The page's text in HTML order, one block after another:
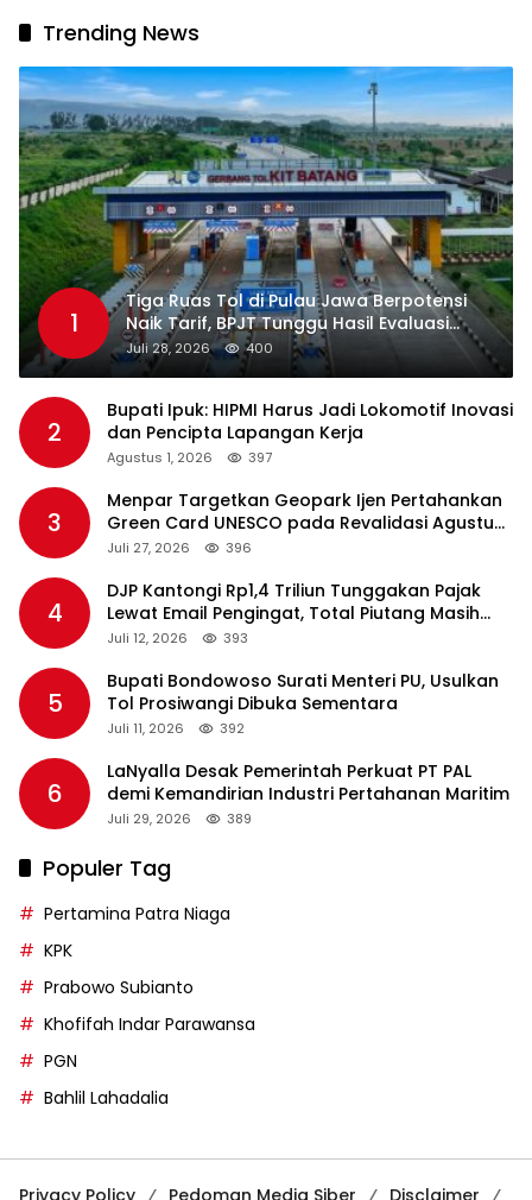
Trending News
1
Tiga Ruas Tol di Pulau Jawa Berpotensi
Naik Tarif, BPJT Tunggu Hasil Evaluasi
Standar Pelayanan
Juli 28, 2026 400
2
Bupati Ipuk: HIPMI Harus Jadi Lokomotif Inovasi
dan Pencipta Lapangan Kerja
Agustus 1, 2026 397
3
Menpar Targetkan Geopark Ijen Pertahankan
Green Card UNESCO pada Revalidasi Agustus
2026
Juli 27, 2026 396
4
DJP Kantongi Rp1,4 Triliun Tunggakan Pajak
Lewat Email Pengingat, Total Piutang Masih
Rp36 Triliun
Juli 12, 2026 393
5
Bupati Bondowoso Surati Menteri PU, Usulkan
Tol Prosiwangi Dibuka Sementara
Juli 11, 2026 392
6
LaNyalla Desak Pemerintah Perkuat PT PAL
demi Kemandirian Industri Pertahanan Maritim
Juli 29, 2026 389
Populer Tag
Pertamina Patra Niaga
KPK
Prabowo Subianto
Khofifah Indar Parawansa
PGN
Bahlil Lahadalia
Privacy Policy Pedoman Media Siber Disclaimer